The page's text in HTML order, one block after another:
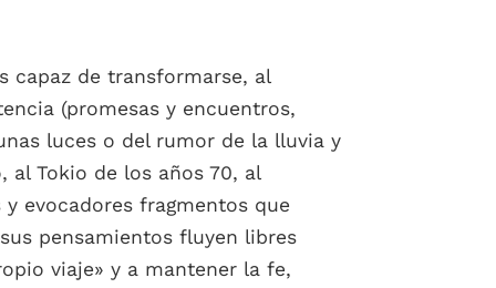
capaz de transformarse, al
(promesas y encuentros,
luces o del rumor de la lluvia y
al Tokio de los años 70, al
evocadores fragmentos que
pensamientos fluyen libres
viaje» y a mantener la fe,